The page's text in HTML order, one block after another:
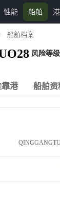
性能 船舶
/ 船舶档案
风险等级
港 船舶资